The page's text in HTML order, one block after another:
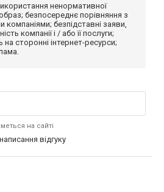
ненормативної
безпосереднє порівняння з
безпідставні заяви,
компанії і / або її послуги;
сторонні інтернет-ресурси;
на сайті
відгуку